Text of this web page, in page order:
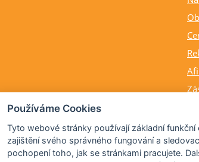
Používáme Cookies
Tyto webové stránky používají základní funkční
zajištění svého správného fungování a
pochopení toho, jak se stránkami pracujete.